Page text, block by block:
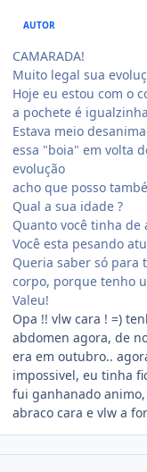
AUTOR
CAMARADA!
Muito legal sua
Hoje eu estou com o
a pochete é
Estava meio
essa "boia" em volta
evolução
acho que posso
Qual a sua idade ?
Quanto você tinha de
Você esta pesando
Queria saber só para
corpo, porque tenho
Valeu!
Opa !! vlw cara ! =)
abdomen agora, de
era em outubro..
impossivel, eu tinha
fui ganhanado
abraco cara e vlw a